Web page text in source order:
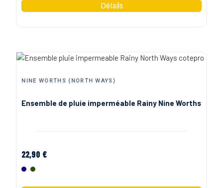
NINE WORTHS (NORTH WAYS)
Ensemble de pluie imperméable Rainy Nine Worths
22,90 €
Marine
Olive